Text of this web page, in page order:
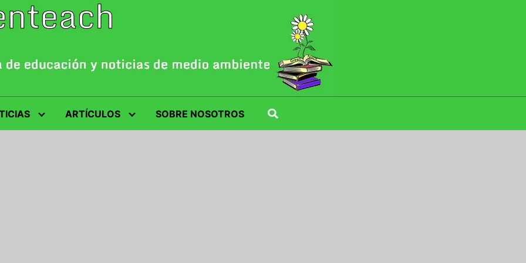
ARTÍCULOS SOBRE NOSOTROS